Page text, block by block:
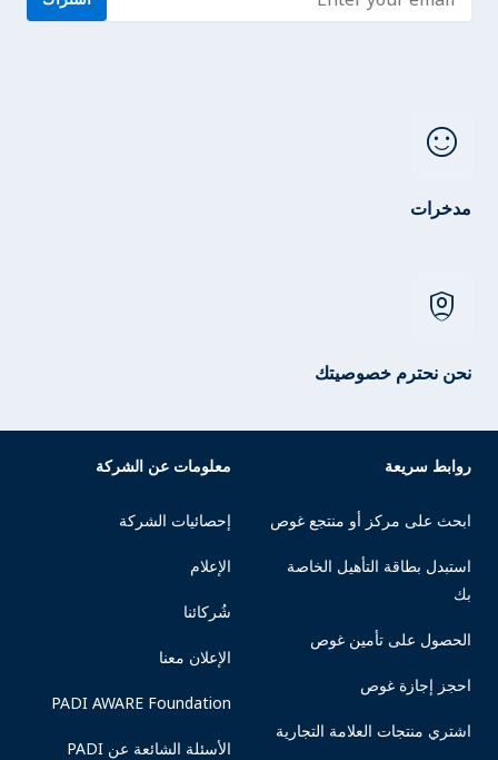
sentiment_satisfied
مدخرات
shield_person
نحن نحترم خصوصيتك
روابط سريعة
ابحث على مركز أو منتجع غوص
استبدل بطاقة التأهيل الخاصة
بك
الحصول على تأمين غوص
احجز إجازة غوص
اشتري منتجات العلامة التجارية
معلومات عن الشركة
إحصائيات الشركة
الإعلام
شُركائنا
الإعلان معنا
PADI AWARE Foundation
الأسئلة الشائعة عن PADI